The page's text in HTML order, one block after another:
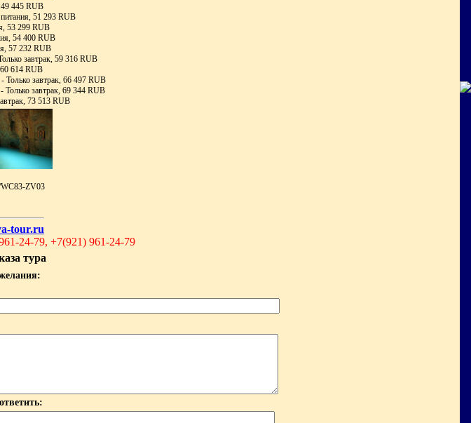
445 RUB
51 293 RUB
53 299 RUB
54 400 RUB
57 232 RUB
завтрак, 59 316 RUB
614 RUB
Только завтрак, 66 497 RUB
завтрак, 69 344 RUB
73 513 RUB
WC83-ZV03
tour.ru
24-79, +7(921) 961-24-79
тура